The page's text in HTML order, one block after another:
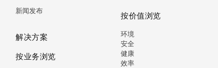
新闻发布
解决方案
按业务浏览
按价值浏览
环境
安全
健康
效率